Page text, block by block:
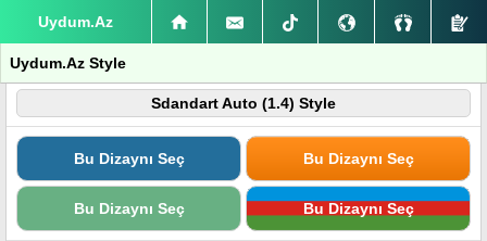
Uydum.Az
Uydum.Az Style
Sdandart Auto (1.4) Style
Bu Dizaynı Seç Bu Dizaynı Seç
Bu Dizaynı Seç Bu Dizaynı Seç